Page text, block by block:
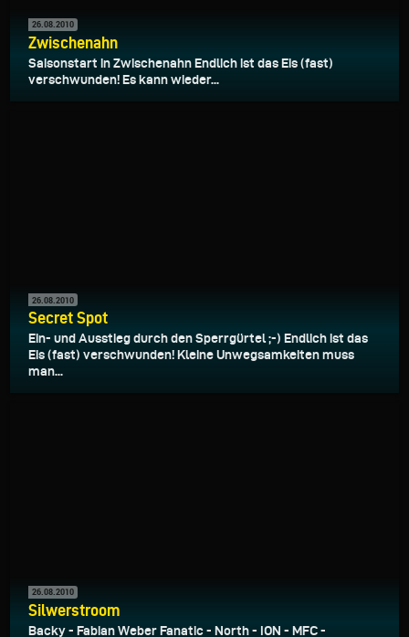
26.08.2010
Zwischenahn
Saisonstart in Zwischenahn Endlich ist das Eis (fast)
verschwunden! Es kann wieder...
26.08.2010
Secret Spot
Ein- und Ausstieg durch den Sperrgürtel ;-) Endlich ist das
Eis (fast) verschwunden! Kleine Unwegsamkeiten muss
man...
26.08.2010
Silwerstroom
Backy - Fabian Weber Fanatic - North - ION - MFC -